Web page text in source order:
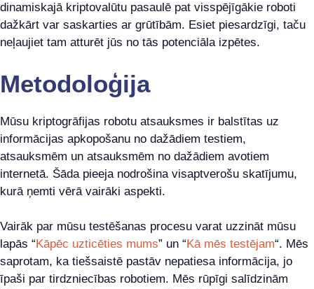
dinamiskajā kriptovalūtu pasaulē pat visspējīgākie roboti
dažkārt var saskarties ar grūtībām. Esiet piesardzīgi, taču
neļaujiet tam atturēt jūs no tās potenciāla izpētes.
Metodoloģija
Mūsu kriptogrāfijas robotu atsauksmes ir balstītas uz
informācijas apkopošanu no dažādiem testiem,
atsauksmēm un atsauksmēm no dažādiem avotiem
internetā. Šāda pieeja nodrošina visaptverošu skatījumu,
kurā ņemti vērā vairāki aspekti.
Vairāk par mūsu testēšanas procesu varat uzzināt mūsu
lapās “Kāpēc uzticēties mums” un “Kā mēs testējam“. Mēs
saprotam, ka tiešsaistē pastāv nepatiesa informācija, jo
īpaši par tirdzniecības robotiem. Mēs rūpīgi salīdzinām